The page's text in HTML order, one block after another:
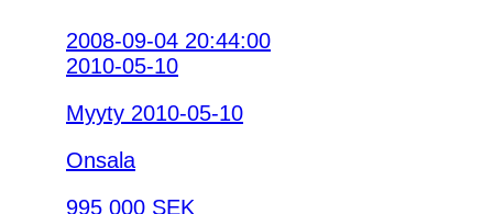
2008-09-04 20:44:00
2010-05-10
Myyty 2010-05-10
Onsala
995 000 SEK